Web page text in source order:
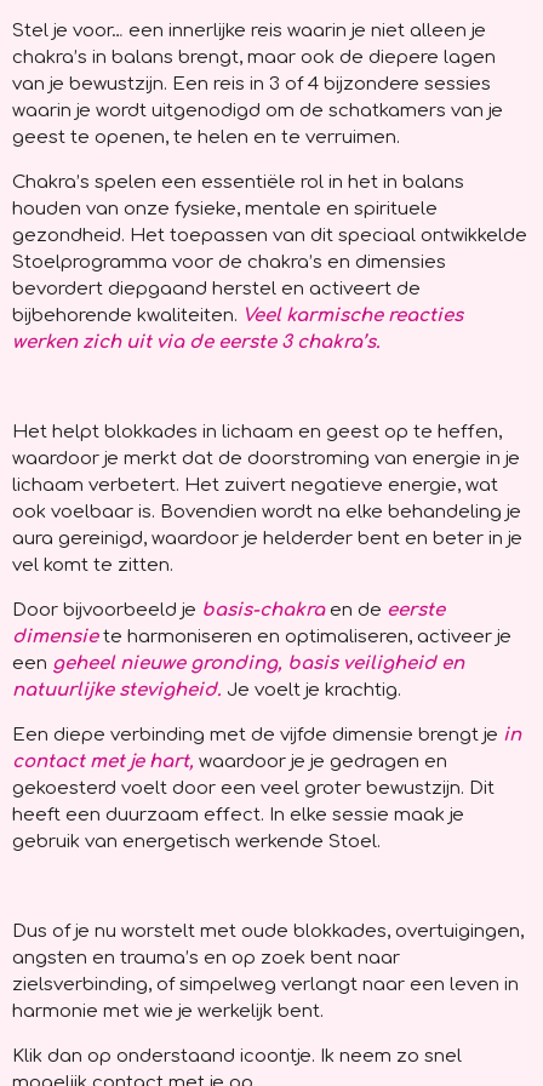
Stel je voor… een innerlijke reis waarin je niet alleen je
chakra’s in balans brengt, maar ook de diepere lagen
van je bewustzijn. Een reis in 3 of 4 bijzondere sessies
waarin je wordt uitgenodigd om de schatkamers van je
geest te openen, te helen en te verruimen.
Chakra’s spelen een essentiële rol in het in balans
houden van onze fysieke, mentale en spirituele
gezondheid. Het toepassen van dit speciaal ontwikkelde
Stoelprogramma voor de chakra’s en dimensies
bevordert diepgaand herstel en activeert de
bijbehorende kwaliteiten. Veel karmische reacties
werken zich uit via de eerste 3 chakra’s.
Het helpt blokkades in lichaam en geest op te heffen,
waardoor je merkt dat de doorstroming van energie in je
lichaam verbetert. Het zuivert negatieve energie, wat
ook voelbaar is. Bovendien wordt na elke behandeling je
aura gereinigd, waardoor je helderder bent en beter in je
vel komt te zitten.
Door bijvoorbeeld je basis-chakra en de eerste
dimensie te harmoniseren en optimaliseren, activeer je
een geheel nieuwe gronding, basis veiligheid en
natuurlijke stevigheid. Je voelt je krachtig.
Een diepe verbinding met de vijfde dimensie brengt je in
contact met je hart, waardoor je je gedragen en
gekoesterd voelt door een veel groter bewustzijn. Dit
heeft een duurzaam effect. In elke sessie maak je
gebruik van energetisch werkende Stoel.
Dus of je nu worstelt met oude blokkades, overtuigingen,
angsten en trauma’s en op zoek bent naar
zielsverbinding, of simpelweg verlangt naar een leven in
harmonie met wie je werkelijk bent.
Klik dan op onderstaand icoontje. Ik neem zo snel